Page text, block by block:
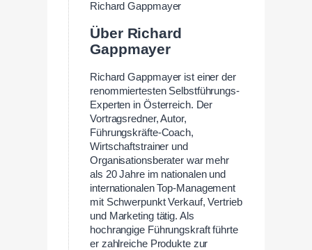
Richard Gappmayer
Über Richard
Gappmayer
Richard Gappmayer ist einer der
renommiertesten Selbstführungs-
Experten in Österreich. Der
Vortragsredner, Autor,
Führungskräfte-Coach,
Wirtschaftstrainer und
Organisationsberater war mehr
als 20 Jahre im nationalen und
internationalen Top-Management
mit Schwerpunkt Verkauf, Vertrieb
und Marketing tätig. Als
hochrangige Führungskraft führte
er zahlreiche Produkte zur